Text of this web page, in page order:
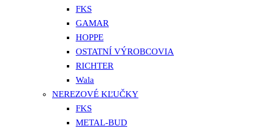
FKS
GAMAR
HOPPE
OSTATNÍ VÝROBCOVIA
RICHTER
Wala
NEREZOVÉ KĽUČKY
FKS
METAL-BUD